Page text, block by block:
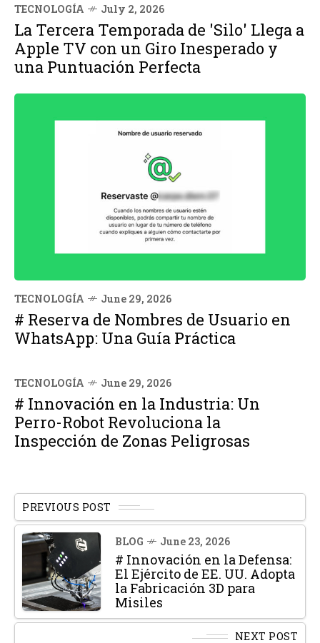
TECNOLOGÍA July 2, 2026
La Tercera Temporada de 'Silo' Llega a
Apple TV con un Giro Inesperado y
una Puntuación Perfecta
TECNOLOGÍA June 29, 2026
# Reserva de Nombres de Usuario en
WhatsApp: Una Guía Práctica
TECNOLOGÍA June 29, 2026
# Innovación en la Industria: Un
Perro-Robot Revoluciona la
Inspección de Zonas Peligrosas
PREVIOUS POST
BLOG June 23, 2026
# Innovación en la Defensa:
El Ejército de EE. UU. Adopta
la Fabricación 3D para
Misiles
NEXT POST